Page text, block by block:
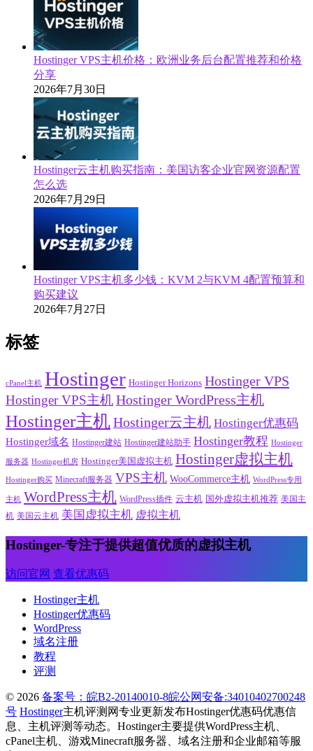
Hostinger VPS主机价格：欧洲业务后台配置推荐和价格
分享
2026年7月30日
Hostinger云主机购买指南：美国访客企业官网资源配置
怎么选
2026年7月29日
Hostinger VPS主机多少钱：KVM 2与KVM 4配置预算和
购买建议
2026年7月27日
标签
cPanel主机 Hostinger Hostinger Horizons Hostinger VPS
Hostinger VPS主机Hostinger WordPress主机
Hostinger主机Hostinger云主机 Hostinger优惠码
Hostinger域名 Hostinger建站 Hostinger建站助手 Hostinger教程 Hostinger
服务器 Hostinger机房 Hostinger美国虚拟主机 Hostinger虚拟主机
Hostinger购买 Minecraft服务器 VPS主机 WooCommerce主机 WordPress专用
主机 WordPress主机 WordPress插件 云主机 国外虚拟主机推荐 美国主
机 美国云主机 美国虚拟主机 虚拟主机
Hostinger-专注于提供超值优质的虚拟主机
访问官网 查看优惠码
Hostinger主机
Hostinger优惠码
WordPress
域名注册
教程
评测
© 2026 备案号：皖B2-20140010-8皖公网安备:34010402700248
号 Hostinger主机评测网专业更新发布Hostinger优惠码优惠信
息、主机评测等动态。Hostinger主要提供WordPress主机、
cPanel主机、游戏Minecraft服务器、域名注册和企业邮箱等服